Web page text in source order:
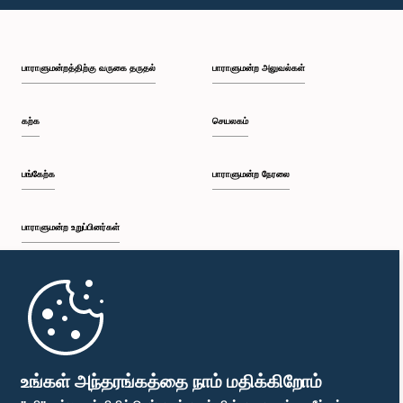
உங்கள் அந்தரங்கத்தை நாம் மதிக்கிறோம்
பி.ப. 1:59 - பி.ப. 2:10
பி.ப. 2:19 - பி.ப. 2:29
பி.ப. 2:37 - பி.ப. 2:46
பாராளுமன்றத்திற்கு வருகை தருதல்
கற்க
பங்கேற்க
பாராளுமன்ற உறுப்பினர்கள்
முதற்பக்கம்
பாராளுமன்ற அலுவல்கள்
செயலகம்
பாராளுமன்ற நேரலை
பாராளுமன்ற கையடக்க செயலி